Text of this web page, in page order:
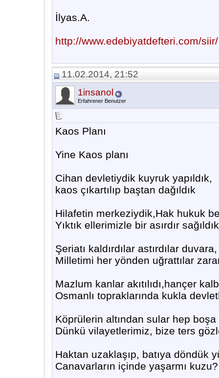
İlyas.A.
http://www.edebiyatdefteri.com/
11.02.2014, 21:52
1insanol
Erfahrener Benutzer
Kaos Planı
Yine Kaos planı
Cihan devletiydik kuyruk yapıldık,
kaos çıkartılıp baştan dağıldık
Hilafetin merkeziydik,Hak hukuk
Yıktık ellerimizle bir asırdır sağıldık
Şeriatı kaldırdılar astırdılar duvara,
Milletimi her yönden uğrattılar
Mazlum kanlar akıtılıdı,hançer
Osmanlı topraklarında kukla
Köprülerin altından sular hep boşa
Dünkü vilayetlerimiz, bize ters
Haktan uzaklaşıp, batıya döndük
Canavarların içinde yaşarmı kuzu?